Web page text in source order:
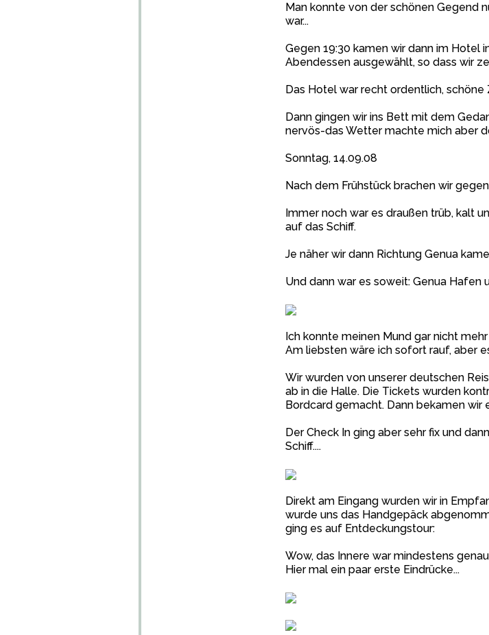
Man konnte von der schönen Gegend
war...
Gegen 19:30 kamen wir dann im Hotel
Abendessen ausgewählt, so dass wir
Das Hotel war recht ordentlich, schöne
Dann gingen wir ins Bett mit dem
nervös-das Wetter machte mich aber
Sonntag, 14.09.08
Nach dem Frühstück brachen wir
Immer noch war es draußen trüb, kalt
auf das Schiff.
Je näher wir dann Richtung Genua
Und dann war es soweit: Genua Hafen
Ich konnte meinen Mund gar nicht
Am liebsten wäre ich sofort rauf, aber
Wir wurden von unserer deutschen
ab in die Halle. Die Tickets wurden
Bordcard gemacht. Dann bekamen wir
Der Check In ging aber sehr fix und
Schiff....
Direkt am Eingang wurden wir in
wurde uns das Handgepäck
ging es auf Entdeckungstour:
Wow, das Innere war mindestens
Hier mal ein paar erste Eindrücke...